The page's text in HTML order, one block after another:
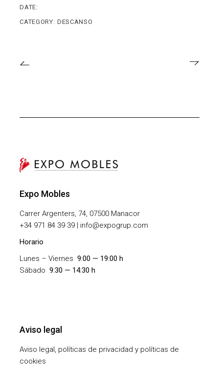
DATE:
CATEGORY: DESCANSO
Expo Mobles
Carrer Argenters, 74, 07500 Manacor
+34 971 84 39 39 | info@expogrup.com
Horario
Lunes – Viernes9:00 — 19:00 h
Sábado9:30 — 14:30 h
Aviso legal
Aviso legal, políticas de privacidad y políticas de
cookies